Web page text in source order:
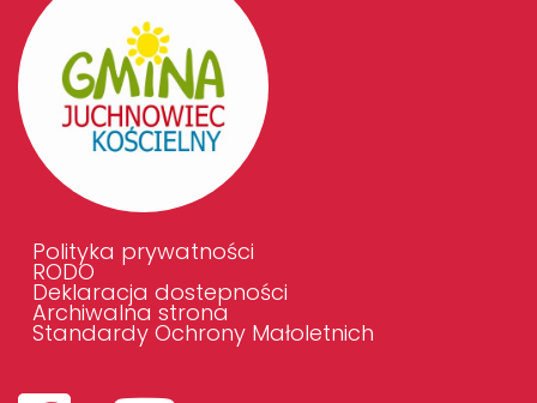
Polityka prywatności
RODO
Deklaracja dostepności
Archiwalna strona
Standardy Ochrony Małoletnich